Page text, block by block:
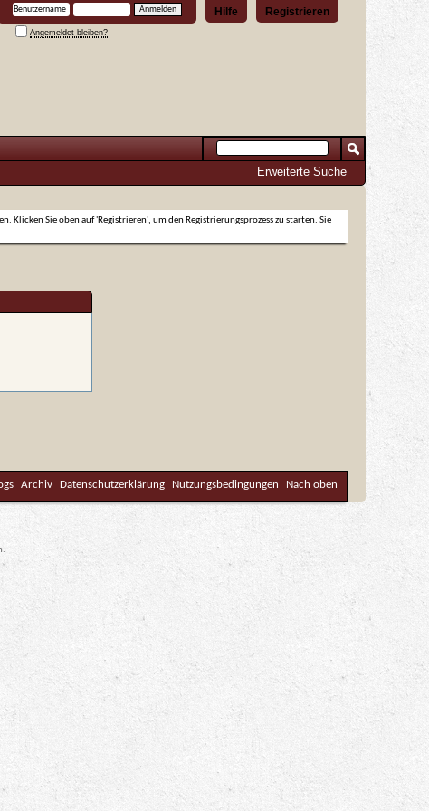
Registrieren
Hilfe
Angemeldet bleiben?
Erweiterte Suche
Klicken Sie oben auf 'Registrieren', um den Registrierungsprozess zu starten. Sie
Archiv Datenschutzerklärung Nutzungsbedingungen Nach oben